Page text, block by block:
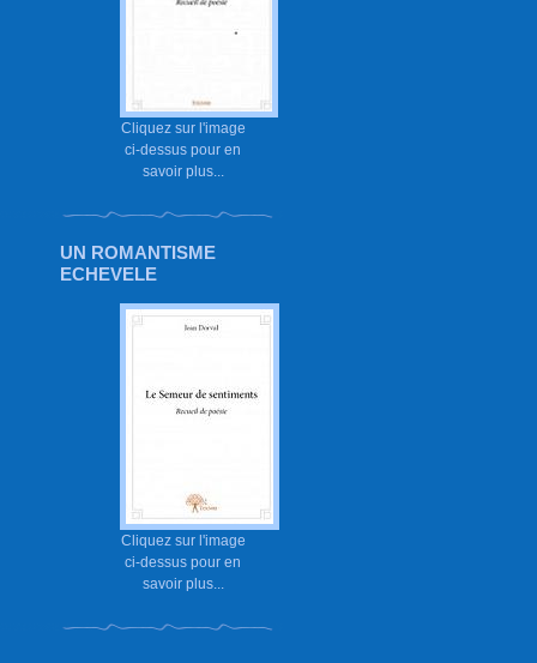
Cliquez sur l'image
ci-dessus pour en
savoir plus...
UN ROMANTISME
ECHEVELE
Cliquez sur l'image
ci-dessus pour en
savoir plus...